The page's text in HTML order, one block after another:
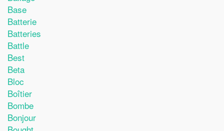
Base
Batterie
Batteries
Battle
Best
Beta
Bloc
Boîtier
Bombe
Bonjour